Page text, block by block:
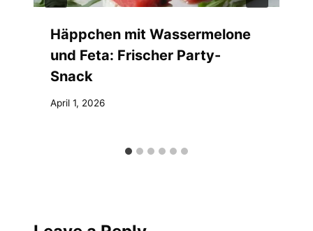
Häppchen mit Wassermelone
und Feta: Frischer Party-
Snack
April 1, 2026